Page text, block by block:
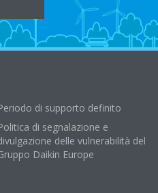
di supporto definito
di segnalazione e
delle vulnerabilità del
Daikin Europe